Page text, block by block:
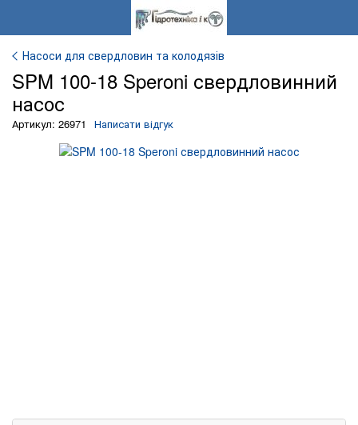
Насоси для свердловин та колодязів
SPM 100-18 Speroni свердловинний
насос
Артикул: 26971 Написати відгук